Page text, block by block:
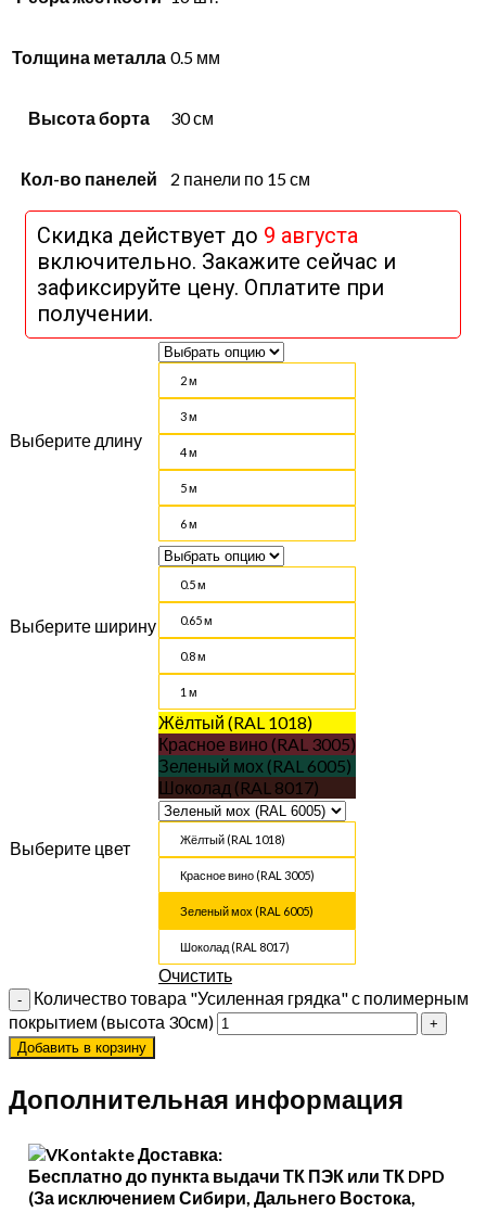
Толщина металла 0.5 мм
Высота борта 30 см
Кол-во панелей 2 панели по 15 см
Скидка действует до 9 августа
включительно. Закажите сейчас и
зафиксируйте цену. Оплатите при
получении.
Выберите длину
2 м
3 м
4 м
5 м
6 м
Выберите ширину
0.5 м
0.65 м
0.8 м
1 м
Выберите цвет
Жёлтый (RAL 1018)
Красное вино (RAL 3005)
Зеленый мох (RAL 6005)
Шоколад (RAL 8017)
Жёлтый (RAL 1018)
Красное вино (RAL 3005)
Зеленый мох (RAL 6005)
Шоколад (RAL 8017)
Очистить
Количество товара "Усиленная грядка" с полимерным
покрытием (высота 30см)
Добавить в корзину
Дополнительная информация
Доставка:
Бесплатно до пункта выдачи ТК ПЭК или ТК DPD
(За исключением Сибири, Дальнего Востока,